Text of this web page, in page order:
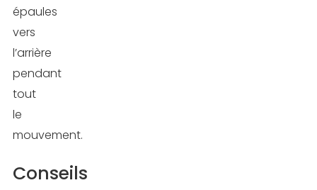
épaules
vers
l’arrière
pendant
tout
le
mouvement.
Conseils